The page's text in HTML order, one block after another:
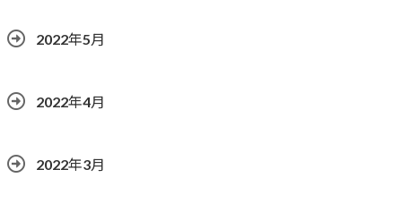
2022年5月
2022年4月
2022年3月